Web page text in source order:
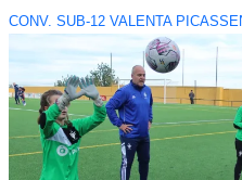
CONV. SUB-12 VALENTA